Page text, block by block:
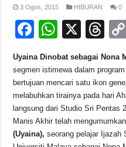
3 Ogos, 2015 HIBURAN 0
F
c
e
b
o
o
W
at
s
A
p
p
X
T
e
a
d
s
Uyaina Dinobat sebagai Nona
segmen istimewa dalam
bertujuan mencari satu ikon
melabuhkan tirainya pada hari
langsung dari Studio Sri Pentas
Manis Akhir telah mengumumkan
(Uyaina),seorang pelajar Ijazah